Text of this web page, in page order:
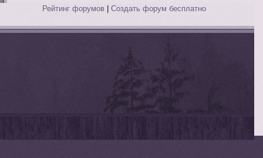
Рейтинг форумов |Создать форум бесплатно